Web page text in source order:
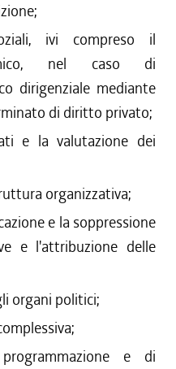
ivi compreso il
nel caso di
dirigenziale mediante
di diritto privato;
e la valutazione dei
organizzativa;
e la soppressione
e l'attribuzione delle
organi politici;
e di